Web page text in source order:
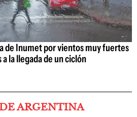
de Inumet por vientos muy fuertes
la llegada de un ciclón
ARGENTINA